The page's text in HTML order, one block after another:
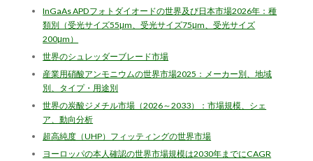
InGaAs APDフォトダイオードの世界及び日本市場2026年：種
類別（受光サイズ55μm、受光サイズ75μm、受光サイズ
200μm）
世界のシュレッダーブレード市場
産業用硝酸アンモニウムの世界市場2025：メーカー別、地域
別、タイプ・用途別
世界の炭酸ジメチル市場（2026～2033）：市場規模、シェ
ア、動向分析
超高純度（UHP）フィッティングの世界市場
ヨーロッパの本人確認の世界市場規模は2030年までにCAGR